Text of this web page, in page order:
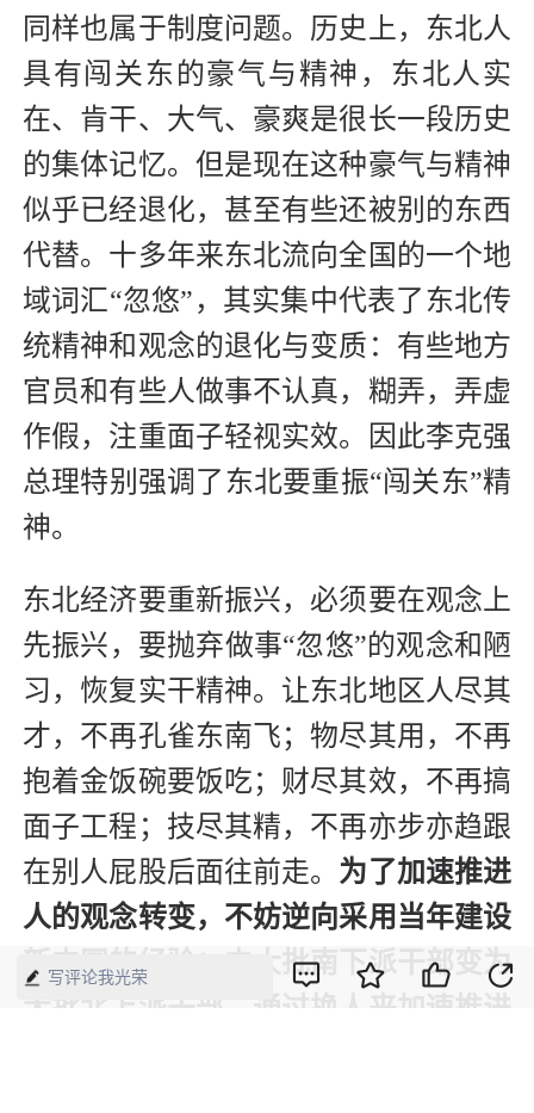
同样也属于制度问题。历史上，东北人
具有闯关东的豪气与精神，东北人实
在、肯干、大气、豪爽是很长一段历史
的集体记忆。但是现在这种豪气与精神
似乎已经退化，甚至有些还被别的东西
代替。十多年来东北流向全国的一个地
域词汇“忽悠”，其实集中代表了东北传
统精神和观念的退化与变质：有些地方
官员和有些人做事不认真，糊弄，弄虚
作假，注重面子轻视实效。因此李克强
总理特别强调了东北要重振“闯关东”精
神。
东北经济要重新振兴，必须要在观念上
先振兴，要抛弃做事“忽悠”的观念和陋
习，恢复实干精神。让东北地区人尽其
才，不再孔雀东南飞；物尽其用，不再
抱着金饭碗要饭吃；财尽其效，不再搞
面子工程；技尽其精，不再亦步亦趋跟
在别人屁股后面往前走。 为了加速推进
人的观念转变，不妨逆向采用当年建设
新中国的经验：由大批南下派干部变为
大批北上派干部，通过换人来加速推进
写评论我光荣